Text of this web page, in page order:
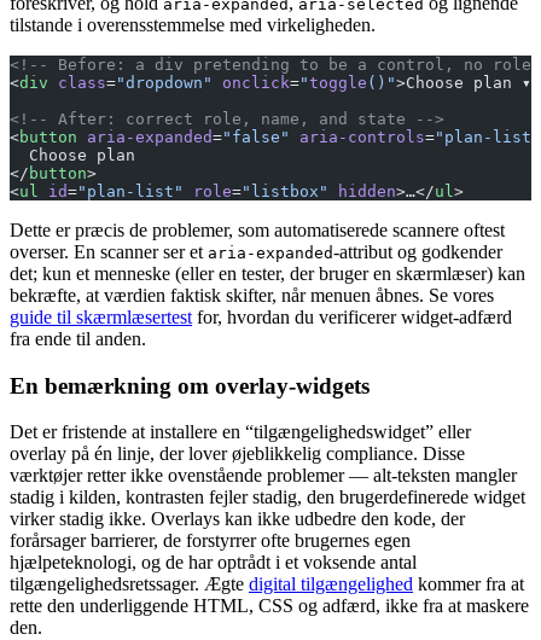
aria-expanded aria-selected
tilstande i overensstemmelse med virkeligheden.
<!-- Before: a div pretending to be a control, no
<div class="dropdown" onclick="toggle ()">Choose plan
<!-- After: correct role, name, and state -->
<button aria-expanded="false" aria-controls="plan-list"
  Choose plan
</ button>
<ul id="plan-list" role="listbox" hidden>…</ul >
Dette er præcis de problemer, som automatiserede scannere oftest
overser. En scanner ser et aria-expanded-attribut og godkender
det; kun et menneske (eller en tester, der bruger en skærmlæser) kan
bekræfte, at værdien faktisk skifter, når menuen åbnes. Se vores
guide til skærmlæsertest for, hvordan du verificerer widget-adfærd
fra ende til anden.
En bemærkning om overlay-widgets
Det er fristende at installere en “tilgængelighedswidget” eller
overlay på én linje, der lover øjeblikkelig compliance. Disse
værktøjer retter ikke ovenstående problemer — alt-teksten mangler
stadig i kilden, kontrasten fejler stadig, den brugerdefinerede widget
virker stadig ikke. Overlays kan ikke udbedre den kode, der
forårsager barrierer, de forstyrrer ofte brugernes egen
hjælpeteknologi, og de har optrådt i et voksende antal
tilgængelighedsretssager. Ægte digital tilgængelighed kommer fra at
rette den underliggende HTML, CSS og adfærd, ikke fra at maskere
den.